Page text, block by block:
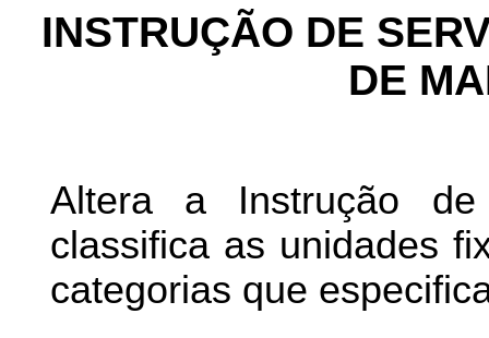
INSTRUÇÃO DE
DE
Altera a Instrução de
classifica as unidades
categorias que